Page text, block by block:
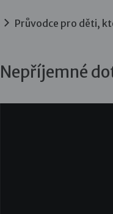
Průvodce pro děti,
Nepříjemné